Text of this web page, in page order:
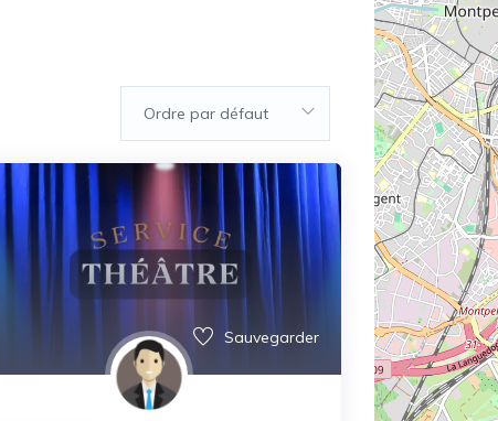
Ordre par défaut
Sauvegarder